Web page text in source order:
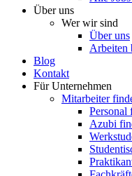
Über uns
Wer wir sind
Über uns
Arbeiten
Blog
Kontakt
Für Unternehmen
Mitarbeiter
Personal
Azubi